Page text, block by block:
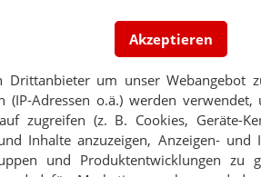
Akzeptieren
um unser Webangebot
(IP-Adressen o.ä.) werden
zugreifen (z. B. Cookies, Geräte-
Inhalte anzuzeigen, Anzeigen- und
und Produktentwicklungen zu
direkt in Ihr Postfach. Kostenlos!
Jetzt